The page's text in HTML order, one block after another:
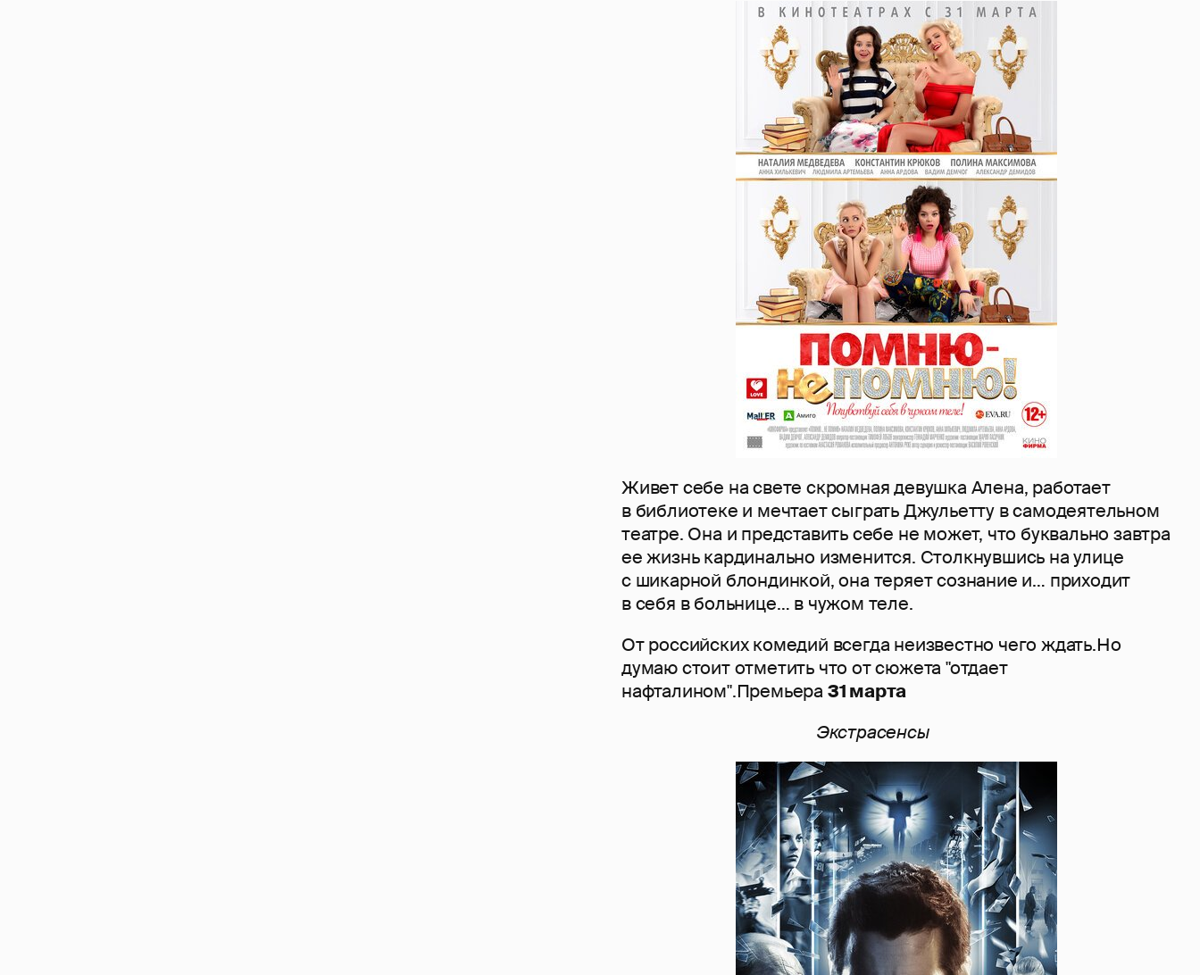
Живет себе на свете скромная девушка Алена, работает
в библиотеке и мечтает сыграть Джульетту в самодеятельном
театре. Она и представить себе не может, что буквально завтра
ее жизнь кардинально изменится. Столкнувшись на улице
с шикарной блондинкой, она теряет сознание и… приходит
в себя в больнице… в чужом теле.
От российских комедий всегда неизвестно чего ждать.Но
думаю стоит отметить что от сюжета "отдает
нафталином".Премьера 31 марта
Экстрасенсы